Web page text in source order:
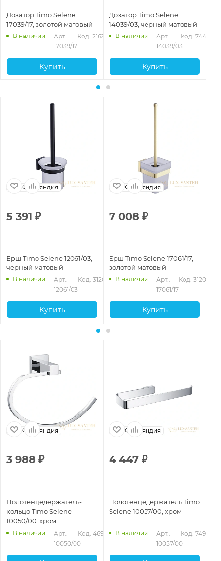
Дозатор Timo Selene
17039/17, золотой матовый
В наличии
Арт.:
17039/17
Код: 21637
Купить
Дозатор Timo Selene
14039/03, черный матовый
В наличии
Арт.:
14039/03
Код: 74474
Купить
Финляндия
5 391 ₽
Ерш Timo Selene 12061/03,
черный матовый
В наличии
Арт.:
12061/03
Код: 31200
Купить
Финляндия
7 008 ₽
Ерш Timo Selene 17061/17,
золотой матовый
В наличии
Арт.:
17061/17
Код: 31202
Купить
Финляндия
3 988 ₽
Полотенцедержатель-
кольцо Timo Selene
10050/00, хром
В наличии
Арт.:
10050/00
Код: 46951
Финляндия
4 447 ₽
Полотенцедержатель Timo
Selene 10057/00, хром
В наличии
Арт.:
10057/00
Код: 74938